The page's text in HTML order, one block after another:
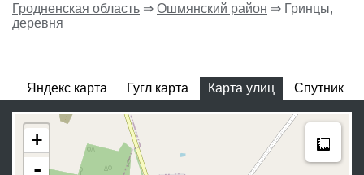
Гродненская область ⇒ Ошмянский район ⇒ Гринцы,
деревня
Яндекс карта Гугл карта Карта улиц Спутник
+
-